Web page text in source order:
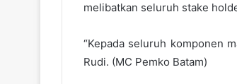
melibatkan seluruh stake
“Kepada seluruh komponen
Rudi. (MC Pemko Batam)